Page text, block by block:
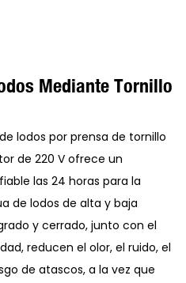
Mediante Tornillo
lodos por prensa de tornillo
de 220 V ofrece un
las 24 horas para la
de lodos de alta y baja
y cerrado, junto con el
reducen el olor, el ruido, el
de atascos, a la vez que